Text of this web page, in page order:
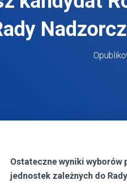
Ostateczne wyniki
jednostek zależnych do